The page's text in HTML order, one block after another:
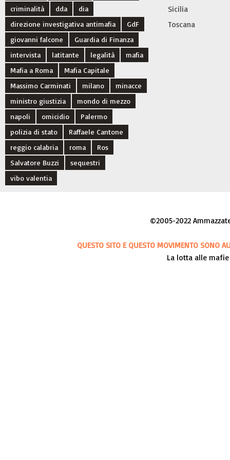
criminalità dda
dia
direzione investigativa antimafia
GdF
giovanni falcone
Guardia di Finanza
intervista
latitante legalità
mafia
Mafia a Roma
Mafia Capitale
Massimo Carminati
milano
minacce
ministro giustizia
mondo di mezzo
napoli
omicidio
Palermo
polizia di stato
Raffaele Cantone
reggio calabria
roma
Ros
Salvatore Buzzi
sequestri
vibo valentia
Sicilia
Toscana
©2005-2022
QUESTO SITO E QUESTO MOVIMENTO SONO
La lotta alle